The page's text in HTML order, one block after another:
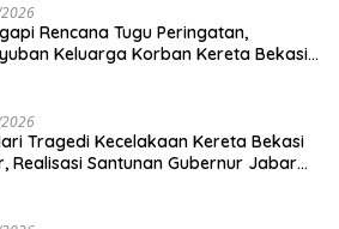
Rencana Tugu Peringatan,
Keluarga Korban Kereta Bekasi
Tragedi Kecelakaan Kereta Bekasi
Realisasi Santunan Gubernur Jabar